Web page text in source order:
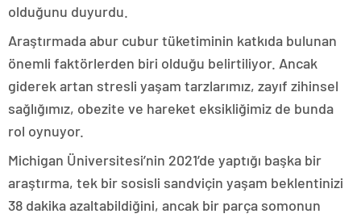
olduğunu duyurdu.
Araştırmada abur cubur tüketiminin katkıda bulunan
önemli faktörlerden biri olduğu belirtiliyor. Ancak
giderek artan stresli yaşam tarzlarımız, zayıf zihinsel
sağlığımız, obezite ve hareket eksikliğimiz de bunda
rol oynuyor.
Michigan Üniversitesi’nin 2021’de yaptığı başka bir
araştırma, tek bir sosisli sandviçin yaşam beklentinizi
38 dakika azaltabildiğini, ancak bir parça somonun